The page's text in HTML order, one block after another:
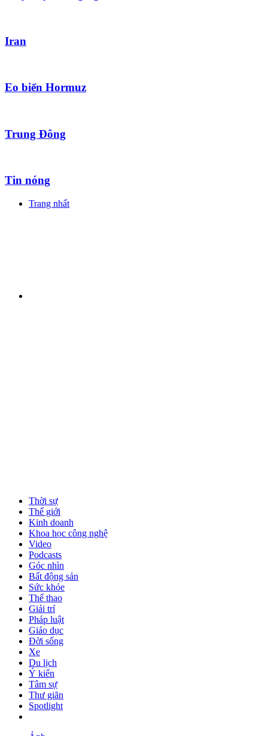
Iran
Eo biển Hormuz
Trung Đông
Tin nóng
Trang nhất
Thời sự
Thế giới
Kinh doanh
Khoa học công nghệ
Video
Podcasts
Góc nhìn
Bất động sản
Sức khỏe
Thể thao
Giải trí
Pháp luật
Giáo dục
Đời sống
Xe
Du lịch
Ý kiến
Tâm sự
Thư giãn
Spotlight